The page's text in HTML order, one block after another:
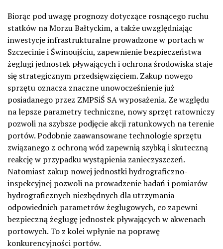
Biorąc pod uwagę prognozy dotyczące rosnącego ruchu
statków na Morzu Bałtyckim, a także uwzględniając
inwestycje infrastrukturalne prowadzone w portach w
Szczecinie i Świnoujściu, zapewnienie bezpieczeństwa
żeglugi jednostek pływających i ochrona środowiska staje
się strategicznym przedsięwzięciem. Zakup nowego
sprzętu oznacza znaczne unowocześnienie już
posiadanego przez ZMPSiŚ SA wyposażenia. Ze względu
na lepsze parametry techniczne, nowy sprzęt ratowniczy
pozwoli na szybsze podjęcie akcji ratunkowych na terenie
portów. Podobnie zaawansowane technologie sprzętu
związanego z ochroną wód zapewnią szybką i skuteczną
reakcję w przypadku wystąpienia zanieczyszczeń.
Natomiast zakup nowej jednostki hydrograficzno-
inspekcyjnej pozwoli na prowadzenie badań i pomiarów
hydrograficznych niezbędnych dla utrzymania
odpowiednich parametrów żeglugowych, co zapewni
bezpieczną żeglugę jednostek pływających w akwenach
portowych. To z kolei wpłynie na poprawę
konkurencyjności portów.